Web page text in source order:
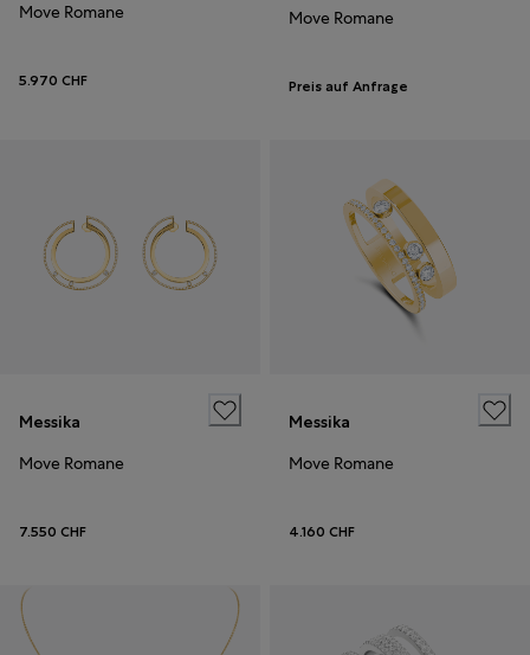
Move Romane
5.970 CHF
Move Romane
Preis auf Anfrage
Messika
Move Romane
7.550 CHF
Messika
Move Romane
4.160 CHF